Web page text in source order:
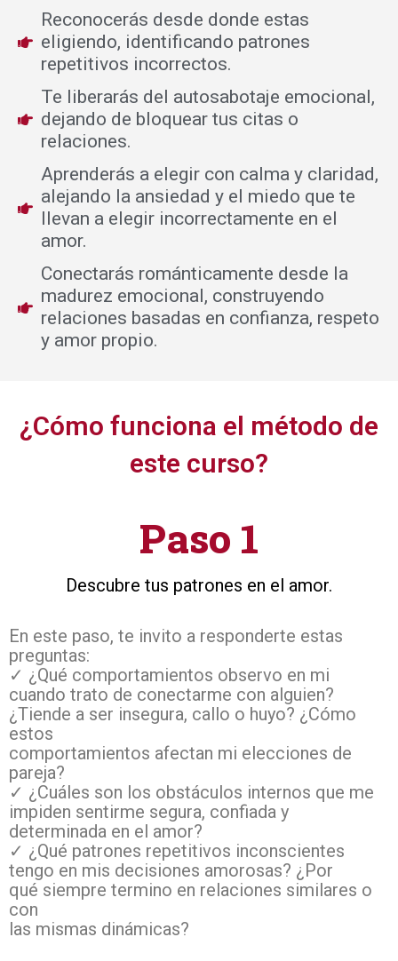
Reconocerás desde donde estas
eligiendo, identificando patrones
repetitivos incorrectos.
Te liberarás del autosabotaje emocional,
dejando de bloquear tus citas o
relaciones.
Aprenderás a elegir con calma y claridad,
alejando la ansiedad y el miedo que te
llevan a elegir incorrectamente en el
amor.
Conectarás románticamente desde la
madurez emocional, construyendo
relaciones basadas en confianza, respeto
y amor propio.
¿Cómo funciona el método de
este curso?
Paso 1
Descubre tus patrones en el amor.
En este paso, te invito a responderte estas
preguntas:
✓ ¿Qué comportamientos observo en mi
cuando trato de conectarme con alguien?
¿Tiende a ser insegura, callo o huyo? ¿Cómo
estos
comportamientos afectan mi elecciones de
pareja?
✓ ¿Cuáles son los obstáculos internos que me
impiden sentirme segura, confiada y
determinada en el amor?
✓ ¿Qué patrones repetitivos inconscientes
tengo en mis decisiones amorosas? ¿Por
qué siempre termino en relaciones similares o
con
las mismas dinámicas?